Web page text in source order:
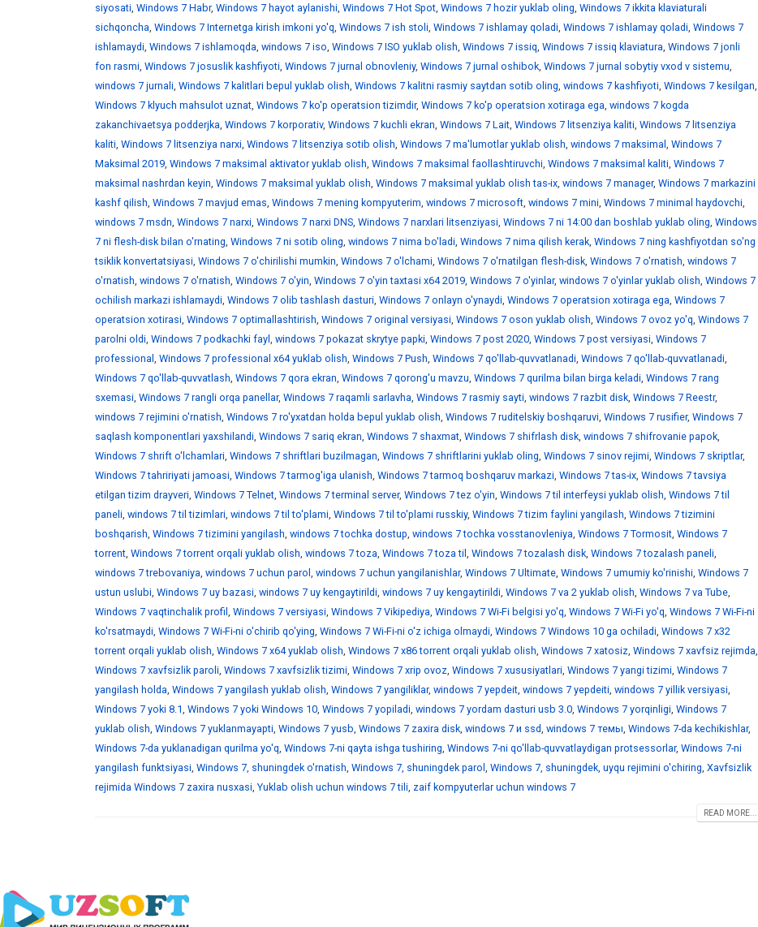
siyosati, Windows 7 Habr, Windows 7 hayot aylanishi, Windows 7 Hot Spot, Windows 7 hozir yuklab oling, Windows 7 ikkita klaviaturali
sichqoncha, Windows 7 Internetga kirish imkoni yo'q, Windows 7 ish stoli, Windows 7 ishlamay qoladi, Windows 7 ishlamay qoladi, Windows 7
ishlamaydi, Windows 7 ishlamoqda, windows 7 iso, Windows 7 ISO yuklab olish, Windows 7 issiq, Windows 7 issiq klaviatura, Windows 7 jonli
fon rasmi, Windows 7 josuslik kashfiyoti, Windows 7 jurnal obnovleniy, Windows 7 jurnal oshibok, Windows 7 jurnal sobytiy vxod v sistemu,
windows 7 jurnali, Windows 7 kalitlari bepul yuklab olish, Windows 7 kalitni rasmiy saytdan sotib oling, windows 7 kashfiyoti, Windows 7 kesilgan,
Windows 7 klyuch mahsulot uznat, Windows 7 ko'p operatsion tizimdir, Windows 7 ko'p operatsion xotiraga ega, windows 7 kogda
zakanchivaetsya podderjka, Windows 7 korporativ, Windows 7 kuchli ekran, Windows 7 Lait, Windows 7 litsenziya kaliti, Windows 7 litsenziya
kaliti, Windows 7 litsenziya narxi, Windows 7 litsenziya sotib olish, Windows 7 ma'lumotlar yuklab olish, windows 7 maksimal , Windows 7
Maksimal 2019, Windows 7 maksimal aktivator yuklab olish, Windows 7 maksimal faollashtiruvchi, Windows 7 maksimal kaliti, Windows 7
maksimal nashrdan keyin, Windows 7 maksimal yuklab olish, Windows 7 maksimal yuklab olish tas-ix, windows 7 manager, Windows 7 markazini
kashf qilish, Windows 7 mavjud emas, Windows 7 mening kompyuterim, windows 7 microsoft, windows 7 mini, Windows 7 minimal haydovchi,
windows 7 msdn, Windows 7 narxi, Windows 7 narxi DNS, Windows 7 narxlari litsenziyasi, Windows 7 ni 14:00 dan boshlab yuklab oling, Windows
7 ni flesh-disk bilan o'rnating, Windows 7 ni sotib oling, windows 7 nima bo'ladi, Windows 7 nima qilish kerak, Windows 7 ning kashfiyotdan so'ng
tsiklik konvertatsiyasi, Windows 7 o'chirilishi mumkin, Windows 7 o'lchami, Windows 7 o'rnatilgan flesh-disk, Windows 7 o'rnatish, windows 7
o'rnatish, windows 7 o'rnatish, Windows 7 o'yin, Windows 7 o'yin taxtasi x64 2019, Windows 7 o'yinlar, windows 7 o'yinlar yuklab olish, Windows 7
ochilish markazi ishlamaydi, Windows 7 olib tashlash dasturi, Windows 7 onlayn o'ynaydi, Windows 7 operatsion xotiraga ega, Windows 7
operatsion xotirasi, Windows 7 optimallashtirish, Windows 7 original versiyasi, Windows 7 oson yuklab olish, Windows 7 ovoz yo'q, Windows 7
parolni oldi, Windows 7 podkachki fayl , windows 7 pokazat skrytye papki, Windows 7 post 2020, Windows 7 post versiyasi, Windows 7
professional , Windows 7 professional x64 yuklab olish, Windows 7 Push, Windows 7 qo'llab-quvvatlanadi, Windows 7 qo'llab-quvvatlanadi,
Windows 7 qo'llab-quvvatlash, Windows 7 qora ekran, Windows 7 qorong'u mavzu, Windows 7 qurilma bilan birga keladi, Windows 7 rang
sxemasi, Windows 7 rangli orqa panellar, Windows 7 raqamli sarlavha, Windows 7 rasmiy sayti, windows 7 razbit disk, Windows 7 Reestr,
windows 7 rejimini o'rnatish, Windows 7 ro'yxatdan holda bepul yuklab olish, Windows 7 ruditelskiy boshqaruvi, Windows 7 rusifier, Windows 7
saqlash komponentlari yaxshilandi, Windows 7 sariq ekran, Windows 7 shaxmat, Windows 7 shifrlash disk, windows 7 shifrovanie papok,
Windows 7 shrift o'lchamlari, Windows 7 shriftlari buzilmagan, Windows 7 shriftlarini yuklab oling, Windows 7 sinov rejimi, Windows 7 skriptlar,
Windows 7 tahririyati jamoasi, Windows 7 tarmog'iga ulanish, Windows 7 tarmoq boshqaruv markazi, Windows 7 tas-ix, Windows 7 tavsiya
etilgan tizim drayveri, Windows 7 Telnet, Windows 7 terminal server, Windows 7 tez o'yin, Windows 7 til interfeysi yuklab olish, Windows 7 til
paneli, windows 7 til tizimlari, windows 7 til to'plami, Windows 7 til to'plami russkiy, Windows 7 tizim faylini yangilash, Windows 7 tizimini
boshqarish, Windows 7 tizimini yangilash, windows 7 tochka dostup, windows 7 tochka vosstanovleniya, Windows 7 Tormosit, Windows 7
torrent, Windows 7 torrent orqali yuklab olish, windows 7 toza, Windows 7 toza til , Windows 7 tozalash disk, Windows 7 tozalash paneli,
windows 7 trebovaniya, windows 7 uchun parol , windows 7 uchun yangilanishlar, Windows 7 Ultimate, Windows 7 umumiy ko'rinishi, Windows 7
ustun uslubi, Windows 7 uy bazasi, windows 7 uy kengaytirildi, windows 7 uy kengaytirildi, Windows 7 va 2 yuklab olish, Windows 7 va Tube,
Windows 7 vaqtinchalik profil , Windows 7 versiyasi, Windows 7 Vikipediya, Windows 7 Wi-Fi belgisi yo'q, Windows 7 Wi-Fi yo'q, Windows 7 Wi-Fi-ni
ko'rsatmaydi, Windows 7 Wi-Fi-ni o'chirib qo'ying, Windows 7 Wi-Fi-ni o'z ichiga olmaydi, Windows 7 Windows 10 ga ochiladi, Windows 7 x32
torrent orqali yuklab olish, Windows 7 x64 yuklab olish, Windows 7 x86 torrent orqali yuklab olish, Windows 7 xatosiz, Windows 7 xavfsiz rejimda,
Windows 7 xavfsizlik paroli, Windows 7 xavfsizlik tizimi, Windows 7 xrip ovoz, Windows 7 xususiyatlari, Windows 7 yangi tizimi, Windows 7
yangilash holda, Windows 7 yangilash yuklab olish, Windows 7 yangiliklar, windows 7 yepdeit, windows 7 yepdeiti, windows 7 yillik versiyasi,
Windows 7 yoki 8.1, Windows 7 yoki Windows 10, Windows 7 yopiladi, windows 7 yordam dasturi usb 3.0, Windows 7 yorqinligi, Windows 7
yuklab olish, Windows 7 yuklanmayapti, Windows 7 yusb, Windows 7 zaxira disk, windows 7 и ssd, windows 7 темы, Windows 7-da kechikishlar,
Windows 7-da yuklanadigan qurilma yo'q, Windows 7-ni qayta ishga tushiring, Windows 7-ni qo'llab-quvvatlaydigan protsessorlar, Windows 7-ni
yangilash funktsiyasi, Windows 7, shuningdek o'rnatish, Windows 7, shuningdek parol , Windows 7, shuningdek, uyqu rejimini o'chiring, Xavfsizlik
rejimida Windows 7 zaxira nusxasi, Yuklab olish uchun windows 7 tili, zaif kompyuterlar uchun windows 7
READ MORE...